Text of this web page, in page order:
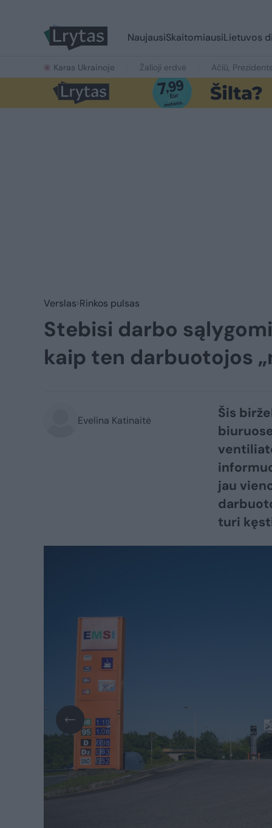
NaujausiSkaitomiausiLietuvos
Karas Ukrainoje Žalioji erdvė Ačiū,
Verslas Rinkos pulsas
Stebisi darbo
kaip ten darbuotojos
Evelina Katinaitė
Šis
jau
turi